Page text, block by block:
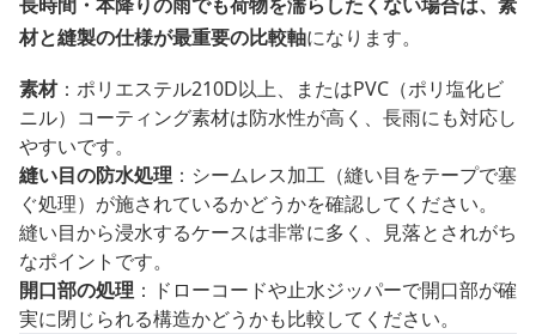
材と縫製の仕様が最重要の比較軸になります。
素材：ポリエステル210D以上、またはPVC（ポリ塩化ビ
ニル）コーティング素材は防水性が高く、長雨にも対応し
やすいです。
縫い目の防水処理 ：シームレス加工（縫い目をテープで塞
ぐ処理）が施されているかどうかを確認してください。
縫い目から浸水するケースは非常に多く、見落とされがち
なポイントです。
開口部の処理 ：ドローコードや止水ジッパーで開口部が確
実に閉じられる構造かどうかも比較してください。